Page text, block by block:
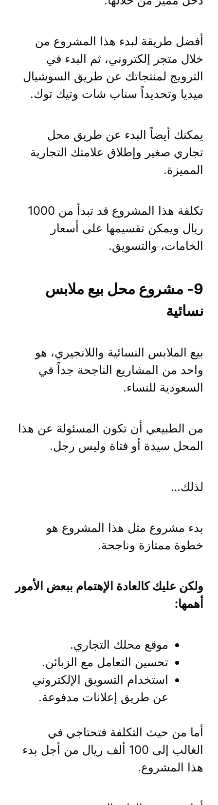
أفضل طريقة لبدء هذا المشروع من
خلال متجر إلكتروني، ثم البدء في
الترويج لمنتجاتك عن طريق السوشيال
ميديا وتحديداً سناب شات وتيك توك.
يمكنك أيضاً البدء عن طريق محل
تجاري صغير وإطلاق علامتك التجارية
المميزة.
تكلفة هذا المشروع قد تبدأ من 1000
ريال ويمكن تقسيمها على أسعار
الخامات، والتسويق.
9- مشروع محل بيع ملابس
نسائية
بيع الملابس النسائية واللانجيري، هو
واحد من المشاريع الناجحة جداً في
السعودية للنساء.
من الطبيعي أن تكون المسئولة عن هذا
المحل سيدة أو فتاة وليس رجل.
لذلك…
بدء مشروع مثل هذا المشروع هو
خطوة ممتازة وناجحة.
ولكن عليك كالعادة الإهتمام ببعض الأمور
أهمها:
موقع محلك التجاري.
تحسين التعامل مع الزبائن.
استخدام التسويق الإلكتروني
عن طريق إعلانات مدفوعة.
أما من حيث التكلفة فتحتاجي في
الغالب إلى 100 ألف ريال من أجل بدء
هذا المشروع.